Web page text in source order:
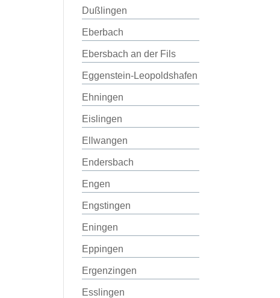
Dußlingen
Eberbach
Ebersbach an der Fils
Eggenstein-Leopoldshafen
Ehningen
Eislingen
Ellwangen
Endersbach
Engen
Engstingen
Eningen
Eppingen
Ergenzingen
Esslingen